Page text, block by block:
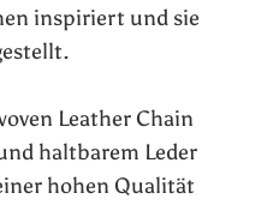
inspiriert und sie
Leather Chain
haltbarem Leder
hohen Qualität